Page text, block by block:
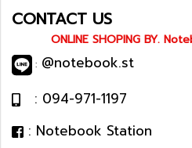
CONTACT US
ONLINE SHOPING BY.
: @notebook.st
: 094-971-1197
: Notebook Station